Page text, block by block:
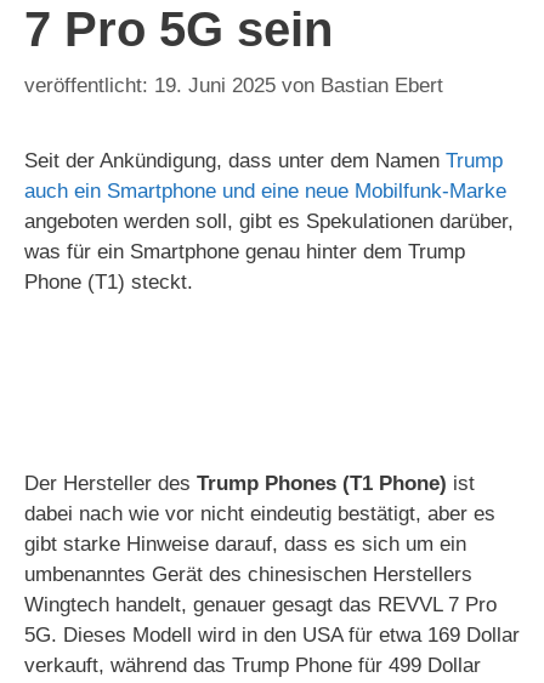
7 Pro 5G sein
19. Juni 2025 von Bastian Ebert
Seit der Ankündigung, dass unter dem Namen Trump
auch ein Smartphone und eine neue Mobilfunk-Marke
angeboten werden soll, gibt es Spekulationen darüber,
was für ein Smartphone genau hinter dem Trump
Phone (T1) steckt.
Der Hersteller des Trump Phones (T1 Phone) ist
dabei nach wie vor nicht eindeutig bestätigt, aber es
gibt starke Hinweise darauf, dass es sich um ein
umbenanntes Gerät des chinesischen Herstellers
Wingtech handelt, genauer gesagt das REVVL 7 Pro
5G. Dieses Modell wird in den USA für etwa 169 Dollar
verkauft, während das Trump Phone für 499 Dollar